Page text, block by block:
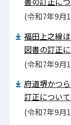
(令和7年9⽉
福田上之線
図書の訂正
(令和7年9⽉
府道堺かつ
訂正について
(令和7年9⽉